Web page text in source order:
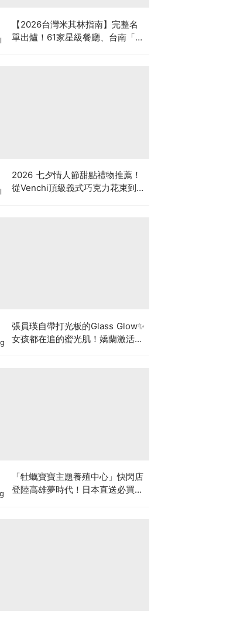
【2026台灣米其林指南】完整名
單出爐！61家星級餐廳、台南「予
2026 七夕情人節甜點禮物推薦！
從Venchi頂級義式巧克力花束到
張員瑛自帶打光板的Glass Glow✨
女孩都在追的蜜光肌！嬌蘭激活能
「牡蠣寶寶主題養殖中心」快閃店
登陸高雄夢時代！日本直送必買周